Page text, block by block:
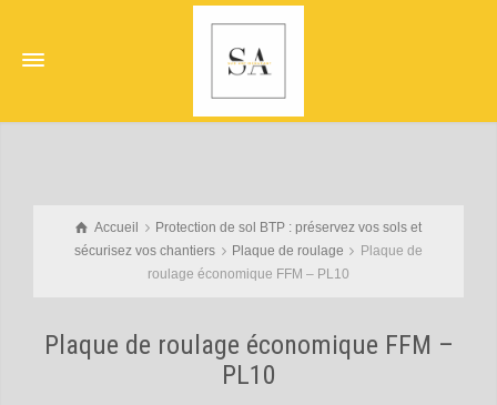
Accueil
Protection de sol BTP : préservez vos sols et
sécurisez vos chantiers
Plaque de roulage
Plaque de
roulage économique FFM – PL10
Plaque de roulage économique FFM –
PL10